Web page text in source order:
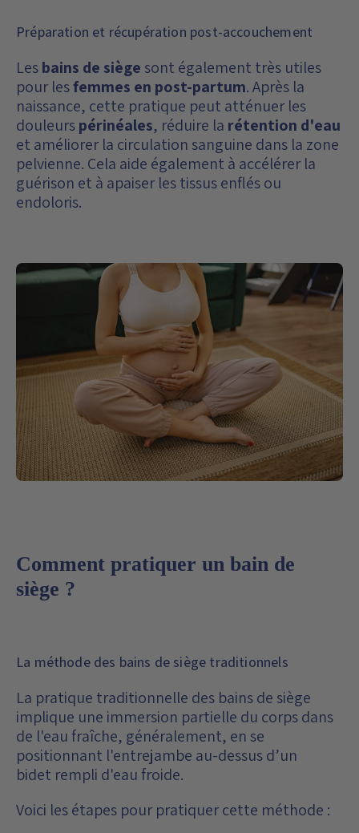
Préparation et récupération post-accouchement
Lesbains de siège sont également très utiles
pour lesfemmes en post-partum. Après la
naissance, cette pratique peut atténuer les
douleurspérinéales, réduire la rétention d'eau
et améliorer la circulation sanguine dans la zone
pelvienne. Cela aide également à accélérer la
guérison et à apaiser les tissus enflés ou
endoloris.
Comment pratiquer un bain de
siège ?
La méthode des bains de siège traditionnels
La pratique traditionnelle des bains de siège
implique une immersion partielle du corps dans
de l'eau fraîche, généralement, en se
positionnant l'entrejambe au-dessus d’un
bidet rempli d'eau froide.
Voici les étapes pour pratiquer cette méthode :